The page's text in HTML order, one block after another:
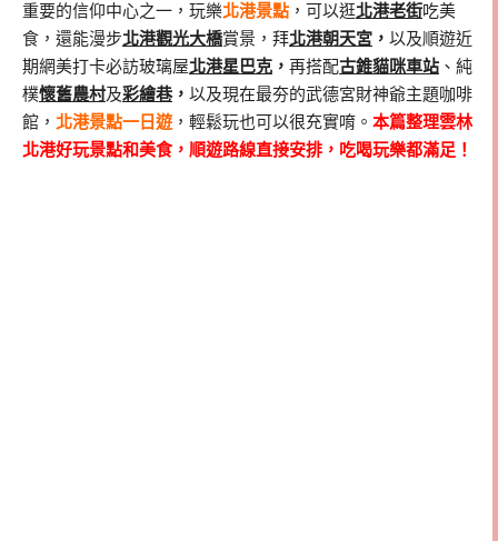
重要的信仰中心之一，玩樂北港景點 ，可以逛北港老街吃美
食，還能漫步北港觀光大橋賞景，拜北港朝天宮 ， 以及順遊近
期網美打卡必訪玻璃屋北港星巴克 ， 再搭配古錐貓咪車站 、純
樸懷舊農村及彩繪巷， 以及現在最夯的武德宮財神爺主題咖啡
館， 北港景點一日遊 ，輕鬆玩也可以很充實唷。 本篇整理雲林
北港好玩景點和美食，順遊路線直接安排，吃喝玩樂都滿足！